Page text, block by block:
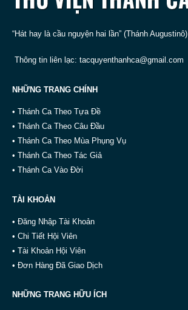
“Hát hay là cầu nguyện hai lần” (Thánh Augustinô)
Thông tin liên lạc: tacquyenthanhca@gmail.com
NHỮNG TRANG CHÍNH
• Thánh Ca Theo Tựa Đề
• Thánh Ca Theo Câu Đầu
• Thánh Ca Theo Mùa Phụng Vụ
• Thánh Ca Theo Tác Giả
• Thánh Ca Vào Đời
TÀI KHOẢN
• Đăng Nhập Tài Khoản
• Chi Tiết Hội Viên
• Tài Khoản Hội Viên
• Đơn Hàng Đã Giao Dịch
NHỮNG TRANG HỮU ÍCH